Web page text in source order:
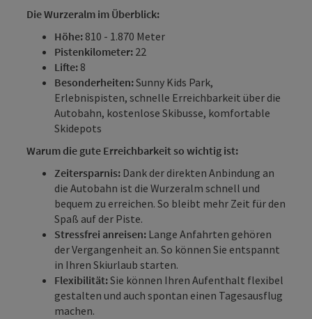
Die Wurzeralm im Überblick:
Höhe: 810 - 1.870 Meter
Pistenkilometer: 22
Lifte: 8
Besonderheiten:Sunny Kids Park,
Erlebnispisten, schnelle Erreichbarkeit über die
Autobahn, kostenlose Skibusse, komfortable
Skidepots
Warum die gute Erreichbarkeit so wichtig ist:
Zeitersparnis: Dank der direkten Anbindung an
die Autobahn ist die Wurzeralm schnell und
bequem zu erreichen. So bleibt mehr Zeit für den
Spaß auf der Piste.
Stressfrei anreisen: Lange Anfahrten gehören
der Vergangenheit an. So können Sie entspannt
in Ihren Skiurlaub starten.
Flexibilität:Sie können Ihren Aufenthalt flexibel
gestalten und auch spontan einen Tagesausflug
machen.